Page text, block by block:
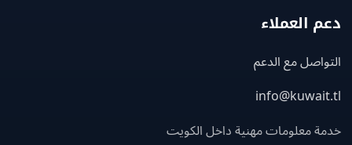
العملاء
مع الدعم
معلومات مهنية داخل الكويت